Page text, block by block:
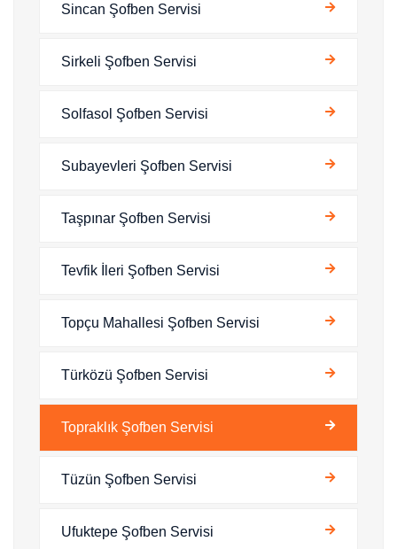
Sincan Şofben Servisi
Sirkeli Şofben Servisi
Solfasol Şofben Servisi
Subayevleri Şofben Servisi
Taşpınar Şofben Servisi
Tevfik İleri Şofben Servisi
Topçu Mahallesi Şofben Servisi
Türközü Şofben Servisi
Topraklık Şofben Servisi
Tüzün Şofben Servisi
Ufuktepe Şofben Servisi